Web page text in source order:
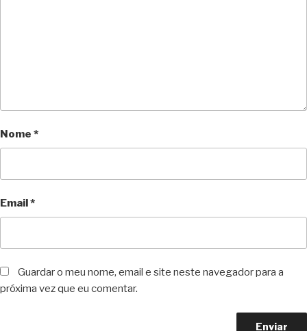
Nome *
Email*
Guardar o meu nome, email e site neste navegador para a
próxima vez que eu comentar.